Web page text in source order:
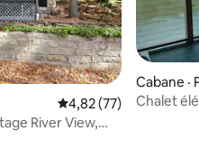
Note moyenne de
4,82 (77)
River View,
Cabane ·
Chalet